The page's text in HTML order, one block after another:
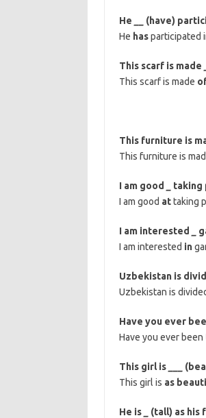
He
(have)
He hasparticipated
This scarf is made
This scarf is made
This furniture is
This furniture is
I am good
taking
I am good attaking
I am interested
I am interested in
Uzbekistan is
Uzbekistan is
Have you ever
Have you ever been
This girl is
This girl is as
He is
(tall) as his